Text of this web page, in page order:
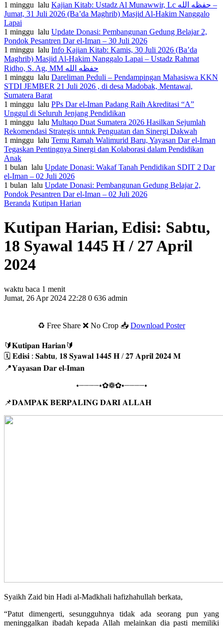
1 minggu lalu Kajian Kitab: Ustadz Al Munawwir, Lc حفظه الله –
Jumat, 31 Juli 2026 (Ba’da Maghrib) Masjid Al-Hakim Nanggalo
Lapai
1 minggu lalu Update Donasi: Pembangunan Gedung Belajar 2,
Pondok Pesantren Dar el-Iman – 30 Juli 2026
1 minggu lalu Info Kajian Kitab: Kamis, 30 Juli 2026 (Ba’da
Maghrib) Masjid Al-Hakim Nanggalo Lapai – Ustadz Rahmat
Ridho, S. Ag, MM حفظه الله
1 minggu lalu Dareliman Peduli – Pendampingan Mahasiswa KKN
STDI JEMBER 21 Juli 2026 , di desa Madobak, Mentawai,
Sumatera Barat
1 minggu lalu PPs Dar el-Iman Padang Raih Akreditasi “A”
Unggul di Seluruh Jenjang Pendidikan
1 minggu lalu Multaqo Duat Sumatera 2026 Hasilkan Sejumlah
Rekomendasi Strategis untuk Penguatan dan Sinergi Dakwah
1 minggu lalu Temu Ramah Walimurid Baru, Yayasan Dar el-Iman
Tegaskan Pentingnya Sinergi dan Kolaborasi dalam Pendidikan
Anak
1 bulan lalu Update Donasi: Wakaf Tanah Pendidikan SDIT 2 Dar
el-Iman – 02 Juli 2026
1 bulan lalu Update Donasi: Pembangunan Gedung Belajar 2,
Pondok Pesantren Dar el-Iman – 02 Juli 2026
Beranda Kutipan Harian
Kutipan Harian, Edisi: Sabtu,
18 Syawal 1445 H / 27 April
2024
waktu baca 1 menit
Jumat, 26 Apr 2024 22:28 0 636 admin
♻️ Free Share ❌ No Crop 📥 Download Poster
🔰𝐊𝐮𝐭𝐢𝐩𝐚𝐧 𝐇𝐚𝐫𝐢𝐚𝐧🔰
🗓 𝐄𝐝𝐢𝐬𝐢 : 𝐒𝐚𝐛𝐭𝐮, 𝟏𝟖 𝐒𝐲𝐚𝐰𝐚𝐥 𝟏𝟒𝟒𝟓 𝐇 / 𝟐𝟕 𝐀𝐩𝐫𝐢𝐥 𝟐𝟎𝟐𝟒 𝐌
📍𝐘𝐚𝐲𝐚𝐬𝐚𝐧 𝐃𝐚𝐫 𝐞𝐥-𝐈𝐦𝐚𝐧
•┈┈┈┈•✿❁✿•┈┈┈┈•
📌𝐃𝐀𝐌𝐏𝐀𝐊 𝐁𝐄𝐑𝐏𝐀𝐋𝐈𝐍𝐆 𝐃𝐀𝐑𝐈 𝐀𝐋𝐋𝐀𝐇
Syaikh Zaid bin Hadi al-Madkhali hafizhahullah berkata,
“Patut dimengerti, sesungguhnya tidak ada seorang pun yang
meninggalkan ibadah kepada Allah melainkan dia pasti memiliki